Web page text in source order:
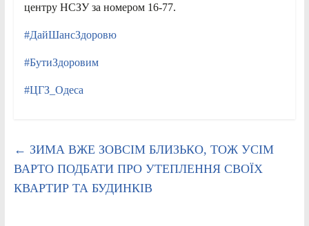
центру НСЗУ за номером 16-77.
#ДайШансЗдоровю
#БутиЗдоровим
#ЦГЗ_Одеса
← ЗИМА ВЖЕ ЗОВСІМ БЛИЗЬКО, ТОЖ УСІМ
ВАРТО ПОДБАТИ ПРО УТЕПЛЕННЯ СВОЇХ
КВАРТИР ТА БУДИНКІВ